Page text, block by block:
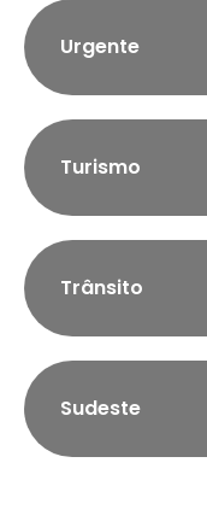
Urgente
Turismo
Trânsito
Sudeste